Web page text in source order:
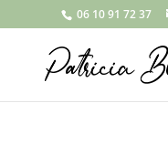
06 10 91 72 37